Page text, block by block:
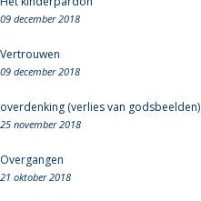
09 december 2018
Vertrouwen
09 december 2018
overdenking (verlies van godsbeelden)
25 november 2018
Overgangen
21 oktober 2018